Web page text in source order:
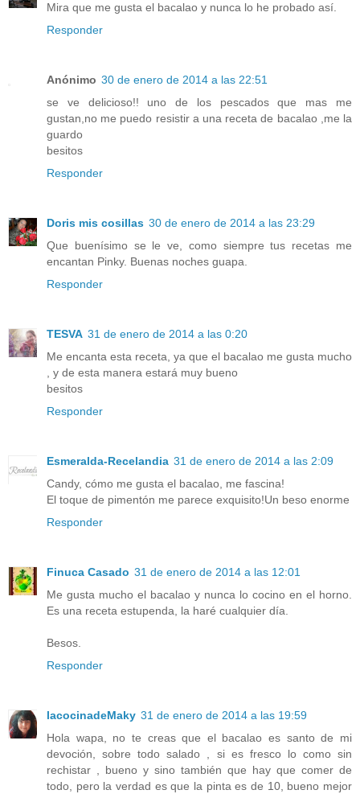
Mira que me gusta el bacalao y nunca lo he probado así.
Responder
Anónimo 30 de enero de 2014 a las 22:51
se ve delicioso!! uno de los pescados que mas me
gustan,no me puedo resistir a una receta de bacalao ,me la
guardo
besitos
Responder
Doris mis cosillas 30 de enero de 2014 a las 23:29
Que buenísimo se le ve, como siempre tus recetas me
encantan Pinky. Buenas noches guapa.
Responder
TESVA 31 de enero de 2014 a las 0:20
Me encanta esta receta, ya que el bacalao me gusta mucho
, y de esta manera estará muy bueno
besitos
Responder
Esmeralda-Recelandia 31 de enero de 2014 a las 2:09
Candy, cómo me gusta el bacalao, me fascina!
El toque de pimentón me parece exquisito!Un beso enorme
Responder
Finuca Casado 31 de enero de 2014 a las 12:01
Me gusta mucho el bacalao y nunca lo cocino en el horno.
Es una receta estupenda, la haré cualquier día.
Besos.
Responder
lacocinadeMaky 31 de enero de 2014 a las 19:59
Hola wapa, no te creas que el bacalao es santo de mi
devoción, sobre todo salado , si es fresco lo como sin
rechistar , bueno y sino también que hay que comer de
todo, pero la verdad es que la pinta es de 10, bueno mejor